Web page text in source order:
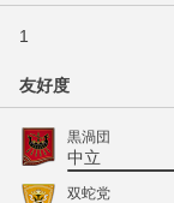
1
友好度
黒渦団
中立
双蛇党